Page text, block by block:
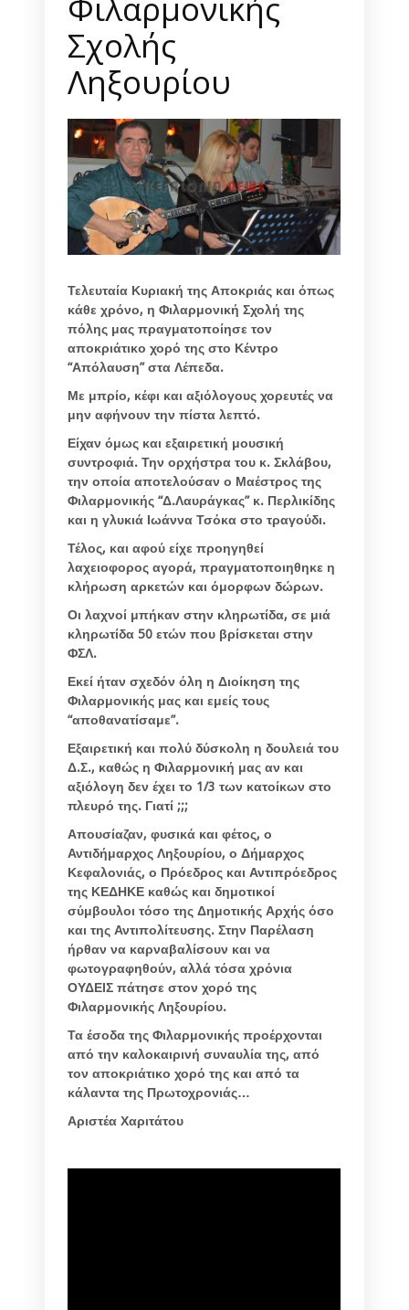
Σχολής
Ληξουρίου
Τελευταία Κυριακή της Αποκριάς και όπως
κάθε χρόνο, η Φιλαρμονική Σχολή της
πόλης μας πραγματοποίησε τον
αποκριάτικο χορό της στο Κέντρο
“Απόλαυση” στα Λέπεδα.
Με μπρίο, κέφι και αξιόλογους χορευτές να
μην αφήνουν την πίστα λεπτό.
Είχαν όμως και εξαιρετική μουσική
συντροφιά. Την ορχήστρα του κ. Σκλάβου,
την οποία αποτελούσαν ο Μαέστρος της
Φιλαρμονικής “Δ.Λαυράγκας” κ. Περλικίδης
και η γλυκιά Ιωάννα Τσόκα στο τραγούδι.
Τέλος, και αφού είχε προηγηθεί
λαχειοφορος αγορά, πραγματοποιηθηκε η
κλήρωση αρκετών και όμορφων δώρων.
Οι λαχνοί μπήκαν στην κληρωτίδα, σε μιά
κληρωτίδα 50 ετών που βρίσκεται στην
ΦΣΛ.
Εκεί ήταν σχεδόν όλη η Διοίκηση της
Φιλαρμονικής μας και εμείς τους
“αποθανατίσαμε”.
Εξαιρετική και πολύ δύσκολη η δουλειά του
Δ.Σ., καθώς η Φιλαρμονική μας αν και
αξιόλογη δεν έχει το 1/3 των κατοίκων στο
πλευρό της. Γιατί ;;;
Απουσίαζαν, φυσικά και φέτος, ο
Αντιδήμαρχος Ληξουρίου, ο Δήμαρχος
Κεφαλονιάς, ο Πρόεδρος και Αντιπρόεδρος
της ΚΕΔΗΚΕ καθώς και δημοτικοί
σύμβουλοι τόσο της Δημοτικής Αρχής όσο
και της Αντιπολίτευσης. Στην Παρέλαση
ήρθαν να καρναβαλίσουν και να
φωτογραφηθούν, αλλά τόσα χρόνια
ΟΥΔΕΙΣ πάτησε στον χορό της
Φιλαρμονικής Ληξουρίου.
Τα έσοδα της Φιλαρμονικής προέρχονται
από την καλοκαιρινή συναυλία της, από
τον αποκριάτικο χορό της και από τα
κάλαντα της Πρωτοχρονιάς…
Αριστέα Χαριτάτου